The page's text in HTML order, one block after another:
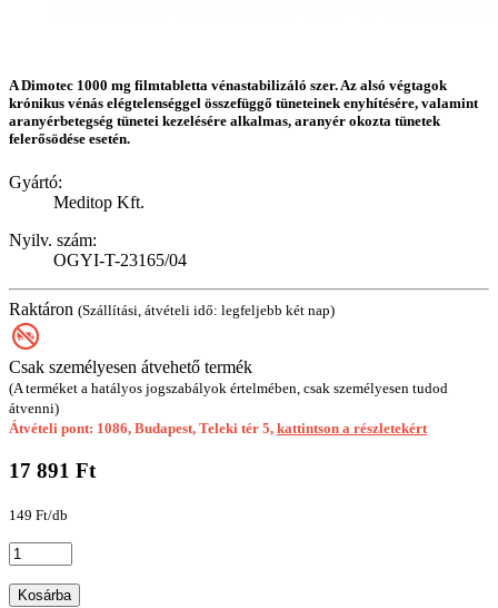
A Dimotec 1000 mg filmtabletta vénastabilizáló szer. Az alsó végtagok
krónikus vénás elégtelenséggel összefüggő tüneteinek enyhítésére, valamint
aranyérbetegség tünetei kezelésére alkalmas, aranyér okozta tünetek
felerősödése esetén.
Gyártó:
Meditop Kft.
Nyilv. szám:
OGYI-T-23165/04
Raktáron (Szállítási, átvételi idő: legfeljebb két nap)
Csak személyesen átvehető termék
(A terméket a hatályos jogszabályok értelmében, csak személyesen tudod
átvenni)
Átvételi pont: 1086, Budapest, Teleki tér 5, kattintson a részletekért
17 891 Ft
149 Ft/db
Kosárba